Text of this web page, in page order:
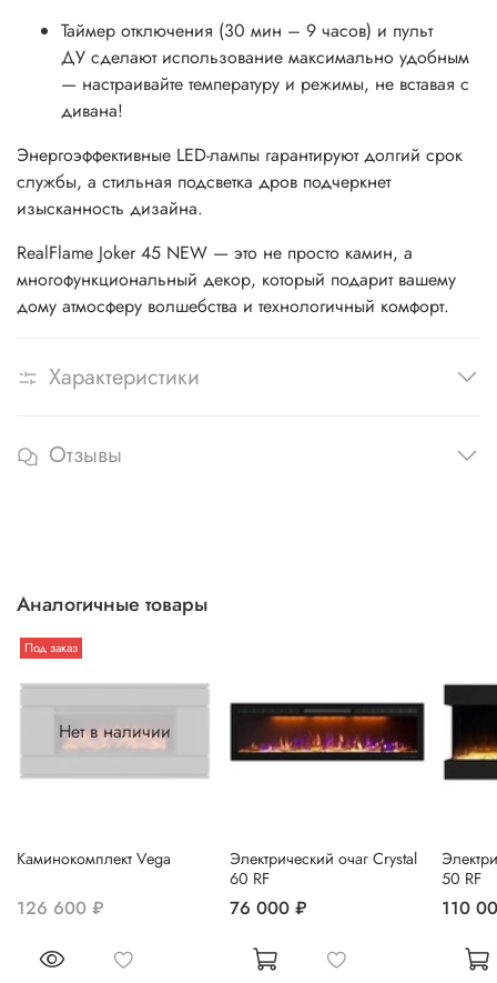
Таймер отключения (30 мин – 9 часов) и пульт
ДУ сделают использование максимально удобным
— настраивайте температуру и режимы, не вставая с
дивана!
Энергоэффективные LED-лампы гарантируют долгий срок
службы, а стильная подсветка дров подчеркнет
изысканность дизайна.
RealFlame Joker 45 NEW — это не просто камин, а
многофункциональный декор, который подарит вашему
дому атмосферу волшебства и технологичный комфорт.
Характеристики
Отзывы
Аналогичные товары
Нет в наличии
Под заказ
Каминокомплект Vega
126 600 ₽
Электрический очаг Crystal
60 RF
76 000 ₽
50 RF
110